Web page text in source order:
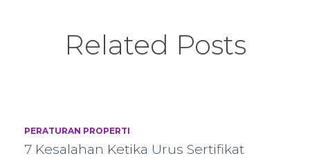
Related Posts
PERATURAN PROPERTI
7 Kesalahan Ketika Urus Sertifikat